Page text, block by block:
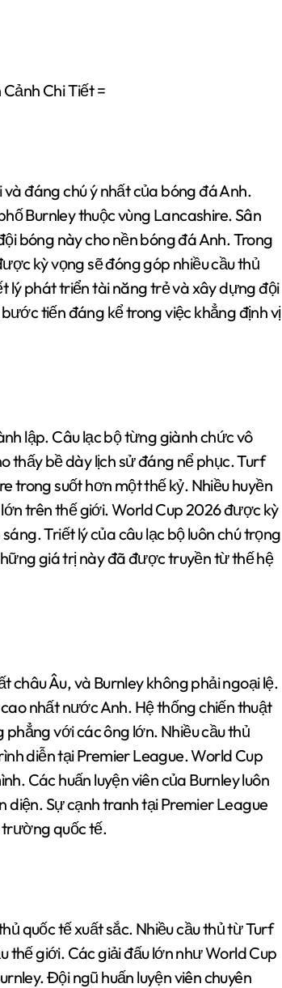
Chi Tiết =
đáng chú ý nhất của bóng đá Anh.
Burnley thuộc vùng Lancashire. Sân
bóng này cho nền bóng đá Anh. Trong
kỳ vọng sẽ đóng góp nhiều cầu thủ
lý phát triển tài năng trẻ và xây dựng đội
tiến đáng kể trong việc khẳng định vị
lập. Câu lạc bộ từng giành chức vô
thấy bề dày lịch sử đáng nể phục. Turf
trong suốt hơn một thế kỷ. Nhiều huyền
trên thế giới. World Cup 2026 được kỳ
Triết lý của câu lạc bộ luôn chú trọng
giá trị này đã được truyền từ thế hệ
châu Âu, và Burnley không phải ngoại lệ.
nhất nước Anh. Hệ thống chiến thuật
với các ông lớn. Nhiều cầu thủ
diễn tại Premier League. World Cup
Các huấn luyện viên của Burnley luôn
Sự cạnh tranh tại Premier League
trường quốc tế.
quốc tế xuất sắc. Nhiều cầu thủ từ Turf
thế giới. Các giải đấu lớn như World Cup
Đội ngũ huấn luyện viên chuyên